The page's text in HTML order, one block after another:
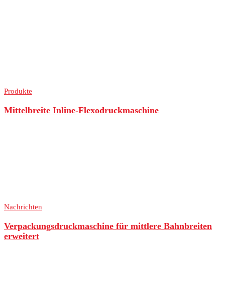
Produkte
Mittelbreite Inline-Flexodruckmaschine
Nachrichten
Verpackungsdruckmaschine für mittlere Bahnbreiten
erweitert